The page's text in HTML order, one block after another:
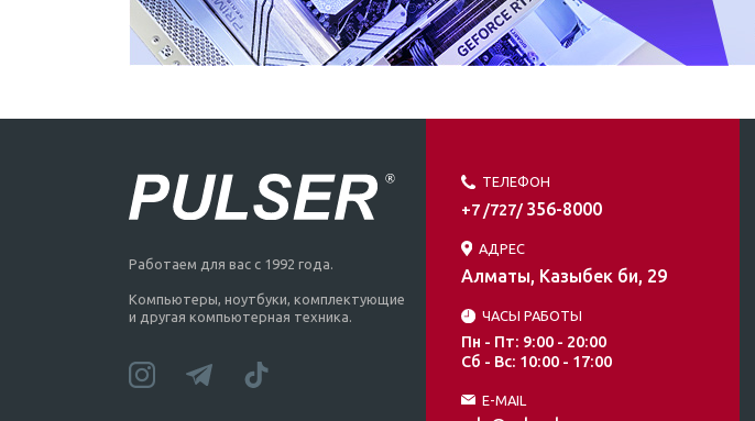
Работаем для вас с 1992 года.
Компьютеры, ноутбуки, комплектующие
и другая компьютерная техника.
ТЕЛЕФОН
+7 /727/ 356-8000
АДРЕС
Алматы, Казыбек би, 29
ЧАСЫ РАБОТЫ
Пн - Пт: 9:00 - 20:00
Сб - Вс: 10:00 - 17:00
E-MAIL